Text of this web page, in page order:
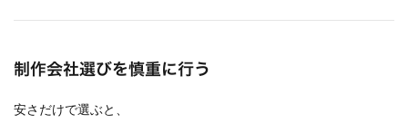
制作会社選びを慎重に行う
安さだけで選ぶと、